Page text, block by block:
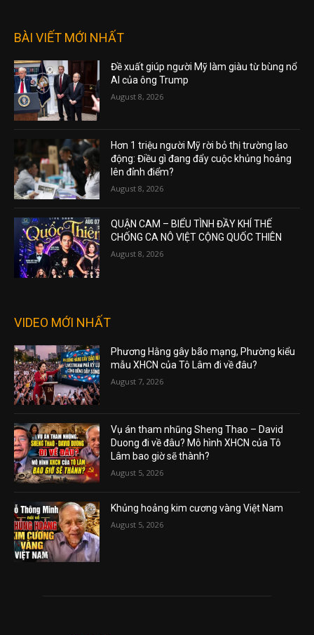
BÀI VIẾT MỚI NHẤT
Đề xuất giúp người Mỹ làm giàu từ bùng nổ
AI của ông Trump
August 8, 2026
Hơn 1 triệu người Mỹ rời bỏ thị trường lao
động: Điều gì đang đẩy cuộc khủng hoảng
lên đỉnh điểm?
August 8, 2026
QUẬN CAM – BIỂU TÌNH ĐẦY KHÍ THẾ
CHỐNG CA NÔ VIỆT CỘNG QUỐC THIÊN
August 8, 2026
VIDEO MỚI NHẤT
Phương Hằng gây bão mạng, Phường kiểu
mẫu XHCN của Tô Lâm đi về đâu?
August 7, 2026
Vụ án tham nhũng Sheng Thao – David
Duong đi về đâu? Mô hình XHCN của Tô
Lâm bao giờ sẽ thành?
August 5, 2026
Khủng hoảng kim cương vàng Việt Nam
August 5, 2026